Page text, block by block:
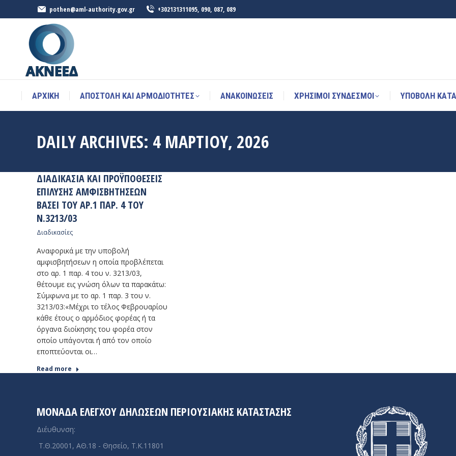
pothen@aml-authority.gov.gr +302131311095, 090, 087, 089
ΑΡΧΙΚΉ ΑΠΟΣΤΟΛΗ ΚΑΙ ΑΡΜΟΔΙΟΤΗΤΕΣ ΑΝΑΚΟΙΝΩΣΕΙΣ ΧΡΉΣΙΜΟΙ ΣΎΝΔΕΣΜΟΙ ΥΠΟΒΟΛΗ
DAILY ARCHIVES: 4 ΜΑΡΤΊΟΥ, 2026
ΔΙΑΔΙΚΑΣΊΑ ΚΑΙ ΠΡΟΫΠΟΘΈΣΕΙΣ
ΕΠΊΛΥΣΗΣ ΑΜΦΙΣΒΗΤΉΣΕΩΝ
ΒΆΣΕΙ ΤΟΥ ΑΡ.1 ΠΑΡ. 4 ΤΟΥ
Ν.3213/03
Διαδικασίες
Αναφορικά με την υποβολή
αμφισβητήσεων η οποία προβλέπεται
στο αρ. 1 παρ. 4 του ν. 3213/03,
θέτουμε εις γνώση όλων τα παρακάτω:
Σύμφωνα με το αρ. 1 παρ. 3 του ν.
3213/03:«Μέχρι το τέλος Φεβρουαρίου
κάθε έτους ο αρμόδιος φορέας ή τα
όργανα διοίκησης του φορέα στον
οποίο υπάγονται ή από τον οποίο
εποπτεύονται οι…
Read more
ΜΟΝΆΔΑ ΕΛΈΓΧΟΥ ΔΗΛΏΣΕΩΝ ΠΕΡΙΟΥΣΙΑΚΉΣ ΚΑΤΆΣΤΑΣΗΣ
Διέυθυνση:
Τ.Θ.20001, ΑΘ.18 - Θησείο, Τ.Κ.11801
ΑΡΧΙΚΉ ΑΠΟΣΤΟΛΗ ΚΑΙ ΑΡΜΟΔΙΟΤΗΤΕΣ ΑΝΑΚΟΙΝΩΣΕΙΣ ΧΡΉΣΙΜΟΙ ΣΎΝΔΕΣΜΟΙ ΥΠΟΒΟΛΗ